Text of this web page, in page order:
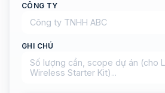
CÔNG TY
GHI CHÚ